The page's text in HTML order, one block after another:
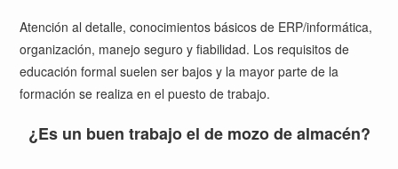
Atención al detalle, conocimientos básicos de ERP/informática,
organización, manejo seguro y fiabilidad. Los requisitos de
educación formal suelen ser bajos y la mayor parte de la
formación se realiza en el puesto de trabajo.
¿Es un buen trabajo el de mozo de almacén?